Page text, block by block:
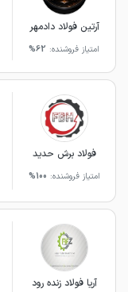
آرتین فولاد دادمهر
امتیاز فروشنده: 62%
فولاد برش حدید
امتیاز فروشنده: 100%
آریا فولاد زنده رود